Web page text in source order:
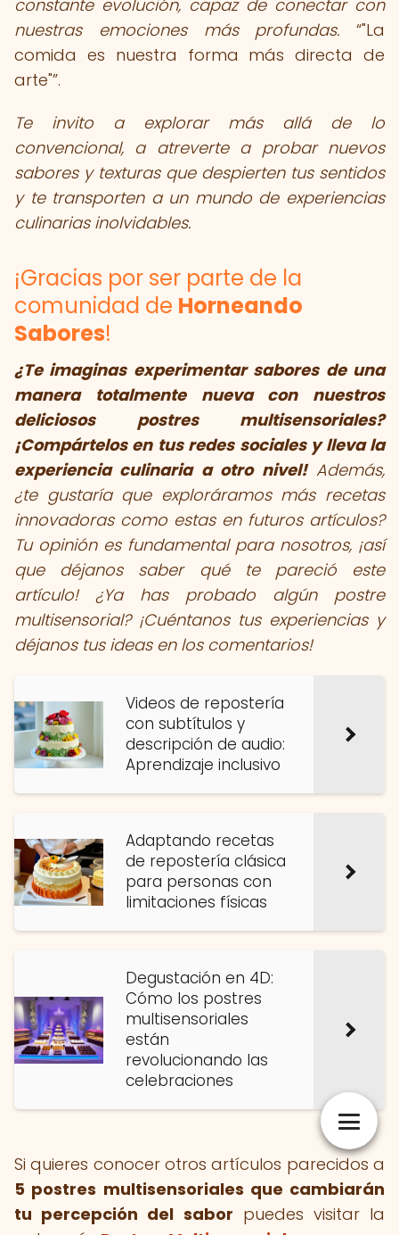
constante evolución, capaz de conectar con
nuestras emociones más profundas.
"La
comida es nuestra forma más directa de
arte" .
Te invito a explorar más allá de lo
convencional, a atreverte a probar nuevos
sabores y texturas que despierten tus sentidos
y te transporten a un mundo de experiencias
culinarias inolvidables.
¡Gracias por ser parte de la
comunidad de Horneando
Sabores!
¿Te imaginas experimentar sabores de una
manera totalmente nueva con nuestros
deliciosos postres multisensoriales?
¡Compártelos en tus redes sociales y lleva la
experiencia culinaria a otro nivel!Además,
¿te gustaría que exploráramos más recetas
innovadoras como estas en futuros artículos?
Tu opinión es fundamental para nosotros, ¡así
que déjanos saber qué te pareció este
artículo! ¿Ya has probado algún postre
multisensorial? ¡Cuéntanos tus experiencias y
déjanos tus ideas en los comentarios!
Videos de repostería
con subtítulos y
descripción de audio:
Aprendizaje inclusivo
Adaptando recetas
de repostería clásica
para personas con
limitaciones físicas
Degustación en 4D:
Cómo los postres
multisensoriales
están
revolucionando las
celebraciones
Si quieres conocer otros artículos parecidos a
5 postres multisensoriales que cambiarán
tu percepción del sabor puedes visitar la